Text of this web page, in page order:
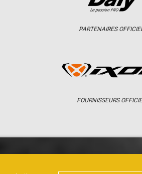
PARTENAIRES
FOURNISSEURS
CHAMPIONNAT